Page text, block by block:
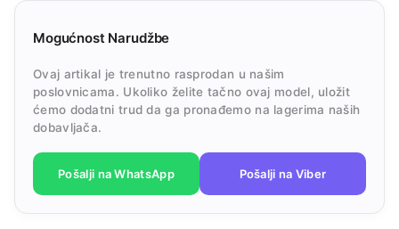
Mogućnost Narudžbe
Ovaj artikal je trenutno rasprodan u našim
poslovnicama. Ukoliko želite tačno ovaj model, uložit
ćemo dodatni trud da ga pronađemo na lagerima naših
dobavljača.
Pošalji na WhatsApp Pošalji na Viber